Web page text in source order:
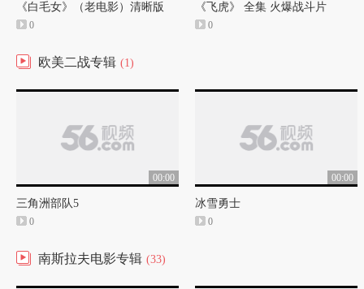
《白毛女》（老电影）清晰版
0
《飞虎》 全集 火爆战斗片
0
欧美二战专辑 (1)
00:00
三角洲部队5
0
00:00
冰雪勇士
0
南斯拉夫电影专辑 (33)